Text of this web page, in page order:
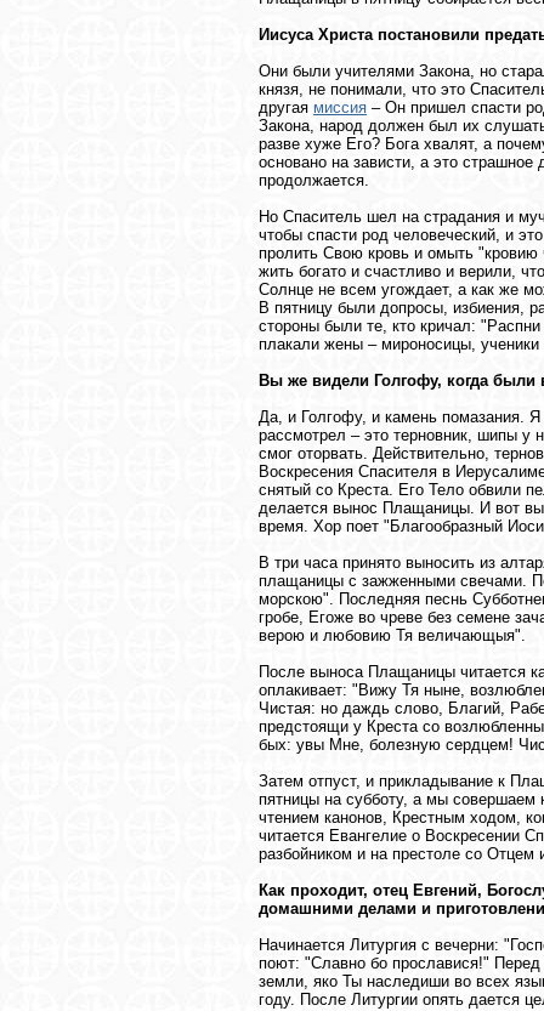
Иисуса Христа постановили
Они были учителями Закона, но
князя, не понимали, что это
другая миссия – Он пришел спасти
Закона, народ должен был их
разве хуже Его? Бога хвалят, а
основано на зависти, а это
продолжается.
Но Спаситель шел на страдания и
чтобы спасти род человеческий, и
пролить Свою кровь и омыть
жить богато и счастливо и верили,
Солнце не всем угождает, а как же
В пятницу были допросы, избиения,
стороны были те, кто кричал:
плакали жены – мироносицы, ученики
Вы же видели Голгофу, когда были
Да, и Голгофу, и камень помазания.
рассмотрел – это терновник, шипы у
смог оторвать. Действительно,
Воскресения Спасителя в
снятый со Креста. Его Тело обвили
делается вынос Плащаницы. И вот
время. Хор поет "Благообразный
В три часа принято выносить из
плащаницы с зажженными свечами.
морскою". Последняя песнь
гробе, Егоже во чреве без семене
верою и любовию Тя величающыя".
После выноса Плащаницы читается
оплакивает: "Вижу Тя ныне,
Чистая: но даждь слово, Благий,
предстоящи у Креста со
бых: увы Мне, болезную сердцем!
Затем отпуст, и прикладывание к
пятницы на субботу, а мы совершаем
чтением канонов, Крестным ходом,
читается Евангелие о Воскресении
разбойником и на престоле со
Как проходит, отец Евгений,
домашними делами и
Начинается Литургия с вечерни:
поют: "Славно бо прославися!"
земли, яко Ты наследиши во всех
году. После Литургии опять дается